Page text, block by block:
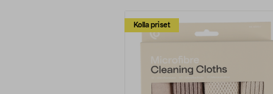
Kolla priset